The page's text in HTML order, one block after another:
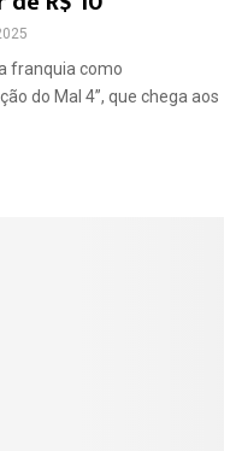
franquia como
do Mal 4”, que chega aos